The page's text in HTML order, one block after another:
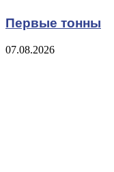
Первые тонны
07.08.2026